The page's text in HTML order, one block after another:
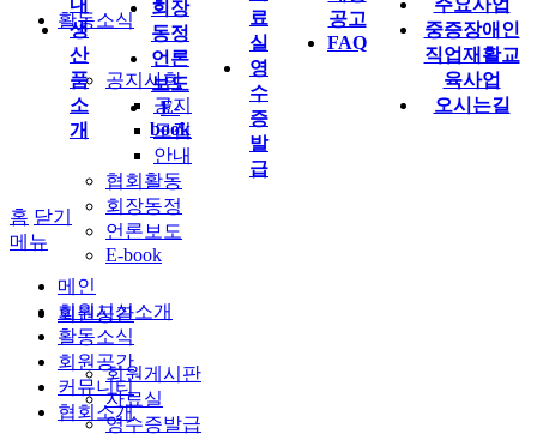
활동소식
공지사항
공지
모집
안내
협회활동
회장동정
언론보도
E-book
회원공간
회원게시판
자료실
영수증발급
내
생
산
품
소
개
회장
동정
언론
보도
E-
book
료
실
영
수
증
발
급
공고
FAQ
주요사업
중증장애인
직업재활교
육사업
오시는길
홈 닫기
메뉴
메인
회원시설소개
활동소식
회원공간
커뮤니티
협회소개